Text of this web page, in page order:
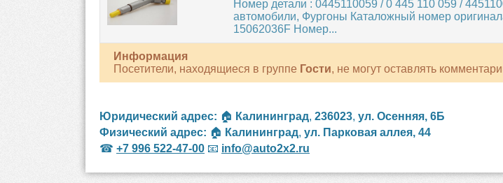
Номер детали : 0445110059 / 0 445 110 059 /
автомобили, Фургоны Каталожный номер
15062036F Номер...
Информация
Посетители, находящиеся в группе Гости, не могут оставлять
Юридический адрес: 🏠 Калининград, 236023, ул. Осенняя, 6Б
Физический адрес: 🏠 Калининград, ул. Парковая аллея, 44
☎ +7 996 522-47-00 📧 info@auto2x2.ru